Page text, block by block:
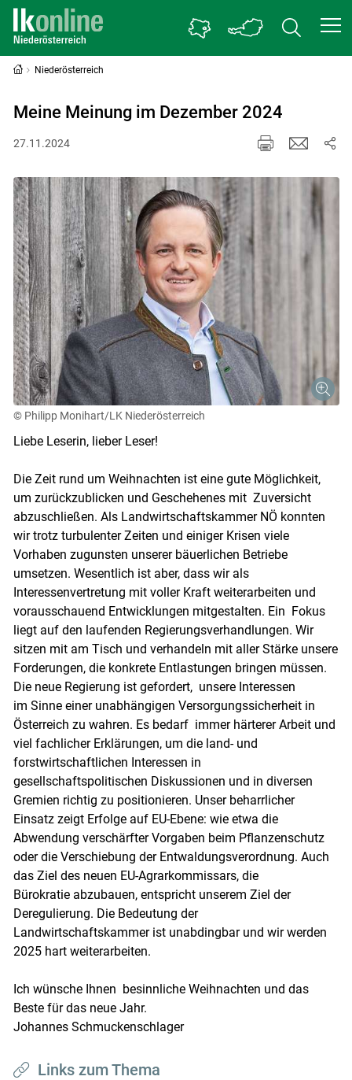
Skip to main content
Niederösterreich
Meine Meinung im Dezember 2024
27.11.2024
© Philipp Monihart/LK Niederösterreich
Liebe Leserin, lieber Leser!
Die Zeit rund um Weihnachten ist eine gute Möglichkeit,
um zurückzublicken und Geschehenes mit Zuversicht
abzuschließen. Als Landwirtschaftskammer NÖ konnten
wir trotz turbulenter Zeiten und einiger Krisen viele
Vorhaben zugunsten unserer bäuerlichen Betriebe
umsetzen. Wesentlich ist aber, dass wir als
Interessenvertretung mit voller Kraft weiterarbeiten und
vorausschauend Entwicklungen mitgestalten. Ein Fokus
liegt auf den laufenden Regierungsverhandlungen. Wir
sitzen mit am Tisch und verhandeln mit aller Stärke unsere
Forderungen, die konkrete Entlastungen bringen müssen.
Die neue Regierung ist gefordert, unsere Interessen
im Sinne einer unabhängigen Versorgungssicherheit in
Österreich zu wahren. Es bedarf immer härterer Arbeit und
viel fachlicher Erklärungen, um die land- und
forstwirtschaftlichen Interessen in
gesellschaftspolitischen Diskussionen und in diversen
Gremien richtig zu positionieren. Unser beharrlicher
Einsatz zeigt Erfolge auf EU-Ebene: wie etwa die
Abwendung verschärfter Vorgaben beim Pflanzenschutz
oder die Verschiebung der Entwaldungsverordnung. Auch
das Ziel des neuen EU-Agrarkommissars, die
Bürokratie abzubauen, entspricht unserem Ziel der
Deregulierung. Die Bedeutung der
Landwirtschaftskammer ist unabdingbar und wir werden
2025 hart weiterarbeiten.
Ich wünsche Ihnen besinnliche Weihnachten und das
Beste für das neue Jahr.
Johannes Schmuckenschlager
Links zum Thema